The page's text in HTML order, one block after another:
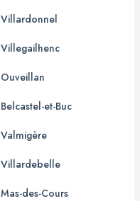
Villardonnel
Villegailhenc
Ouveillan
Belcastel-et-Buc
Valmigère
Villardebelle
Mas-des-Cours